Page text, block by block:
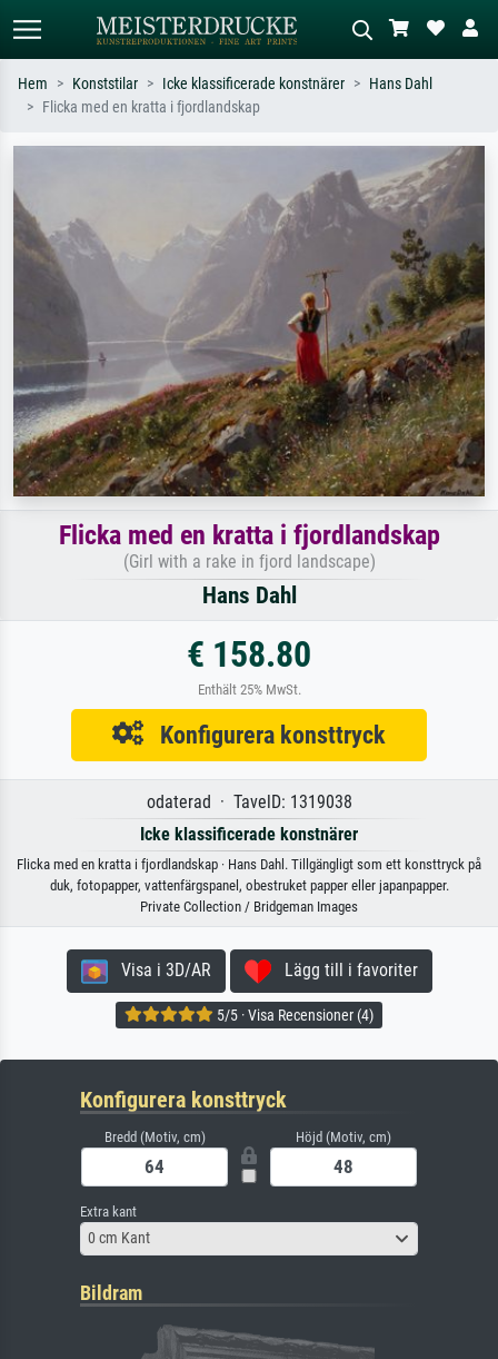
Beskriv scenen – t.ex. grön äng,
abstrakt med mycket rött, mörk
oljemålning, stående naken bredvid ett
Hem Konststilar Icke klassificerade konstnärer
Hans Dahl
Flicka med en kratta i fjordlandskap
Flicka med en kratta i fjordlandskap
(Girl with a rake in fjord landscape)
Hans Dahl
€ 158.80
Enthält 25% MwSt.
Konfigurera konsttryck
odaterad · TavelD: 1319038
Icke klassificerade konstnärer
Flicka med en kratta i fjordlandskap · Hans Dahl. Tillgängligt som ett konsttryck på
duk, fotopapper, vattenfärgspanel, obestruket papper eller japanpapper.
Private Collection / Bridgeman Images
Visa i 3D/AR Lägg till i favoriter
5/5 · Visa Recensioner (4)
Konfigurera konsttryck
Bredd (Motiv, cm) Höjd (Motiv, cm)
Extra kant
0 cm Kant
Bildram